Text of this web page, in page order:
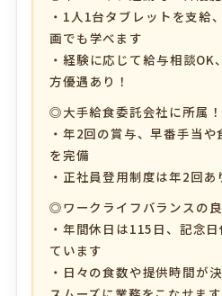
・1人1台タブレットを支給
画でも学べます
・経験に応じて給与相談OK
方優遇あり！
◎大手給食委託会社に所属！
・年2回の賞与、早番手当
を完備
・正社員登用制度は年2回あ
◎ワークライフバランスの良
・年間休日は115日、記念
ています
・日々の食数や提供時間が